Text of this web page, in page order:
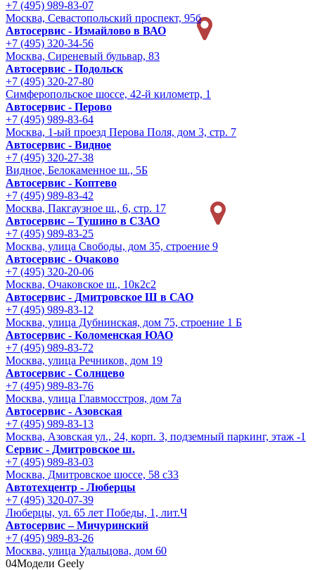
+7 (495) 989-83-07
Москва, Севастопольский проспект, 95б
Автосервис - Измайлово в ВАО
+7 (495) 320-34-56
Москва, Сиреневый бульвар, 83
Автосервис - Подольск
+7 (495) 320-27-80
Симферопольское шоссе, 42-й километр, 1
Автосервис - Перово
+7 (495) 989-83-64
Москва, 1-ый проезд Перова Поля, дом 3, стр. 7
Автосервис - Видное
+7 (495) 320-27-38
Видное, Белокаменное ш., 5Б
Автосервис - Коптево
+7 (495) 989-83-42
Москва, Пакгаузное ш., 6, стр. 17
Автосервис – Тушино в СЗАО
+7 (495) 989-83-25
Москва, улица Свободы, дом 35, строение 9
Автосервис - Очаково
+7 (495) 320-20-06
Москва, Очаковское ш., 10к2с2
Автосервис - Дмитровское Ш в САО
+7 (495) 989-83-12
Москва, улица Дубнинская, дом 75, строение 1 Б
Автосервис - Коломенская ЮАО
+7 (495) 989-83-72
Москва, улица Речников, дом 19
Автосервис - Солнцево
+7 (495) 989-83-76
Москва, улица Главмосстроя, дом 7а
Автосервис - Азовская
+7 (495) 989-83-13
Москва, Азовская ул., 24, корп. 3, подземный паркинг, этаж -1
Сервис - Дмитровское ш.
+7 (495) 989-83-03
Москва, Дмитровское шоссе, 58 с33
Автотехцентр - Люберцы
+7 (495) 320-07-39
Люберцы, ул. 65 лет Победы, 1, лит.Ч
Автосервис – Мичуринский
+7 (495) 989-83-26
Москва, улица Удальцова, дом 60
04Модели Geely